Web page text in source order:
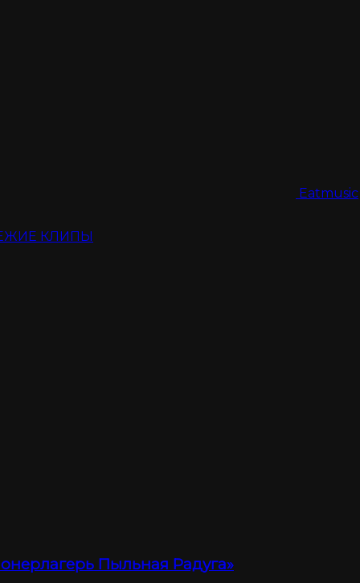
Eatmusic
КЛИПЫ
Пыльная Радуга»